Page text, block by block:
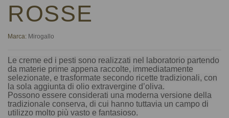
ROSSE
Marca: Mirogallo
Le creme ed i pesti sono realizzati nel laboratorio partendo
da materie prime appena raccolte, immediatamente
selezionate, e trasformate secondo ricette tradizionali, con
la sola aggiunta di olio extravergine d’oliva.
Possono essere considerati una moderna versione della
tradizionale conserva, di cui hanno tuttavia un campo di
utilizzo molto più vasto e fantasioso.